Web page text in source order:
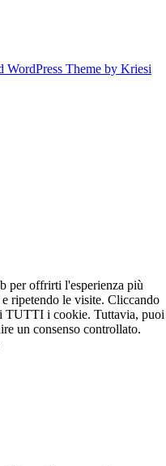
WordPress Theme by Kriesi
per offrirti l'esperienza più
ripetendo le visite. Cliccando
TUTTI i cookie. Tuttavia, puoi
un consenso controllato.